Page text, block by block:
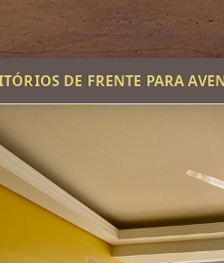
DE FRENTE PARA